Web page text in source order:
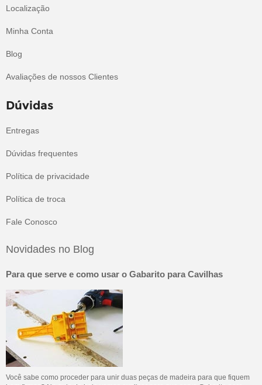
Localização
Minha Conta
Blog
Avaliações de nossos Clientes
Dúvidas
Entregas
Dúvidas frequentes
Política de privacidade
Política de troca
Fale Conosco
Novidades no Blog
Para que serve e como usar o Gabarito para Cavilhas
Você sabe como proceder para unir duas peças de madeira para que fiquem